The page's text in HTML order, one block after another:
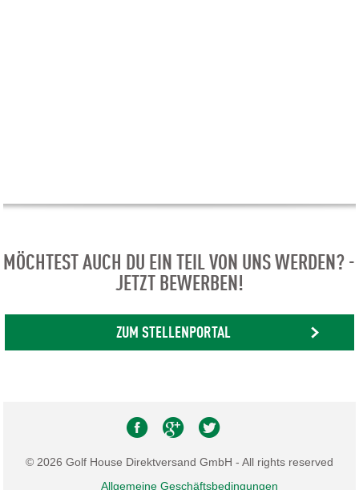
MÖCHTEST AUCH DU EIN TEIL VON UNS WERDEN? -
JETZT BEWERBEN!
ZUM STELLENPORTAL
© 2026 Golf House Direktversand GmbH - All rights reserved
Allgemeine Geschäftsbedingungen